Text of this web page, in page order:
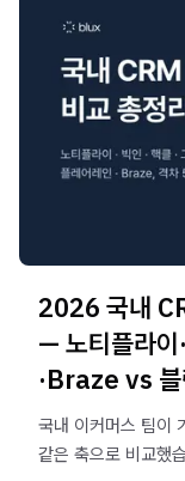
2026 국내
— 노티플라이
·Braze vs
국내 이커머스 팀이
같은 축으로 비교했